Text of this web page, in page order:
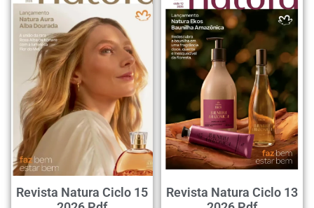
Revista Natura Ciclo 15
Revista Natura Ciclo 13